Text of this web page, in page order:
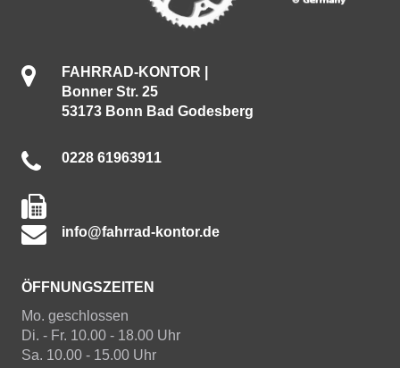
FAHRRAD-KONTOR |
Bonner Str. 25
53173 Bonn Bad Godesberg
0228 61963911
info@fahrrad-kontor.de
ÖFFNUNGSZEITEN
Mo. geschlossen
Di. - Fr. 10.00 - 18.00 Uhr
Sa. 10.00 - 15.00 Uhr